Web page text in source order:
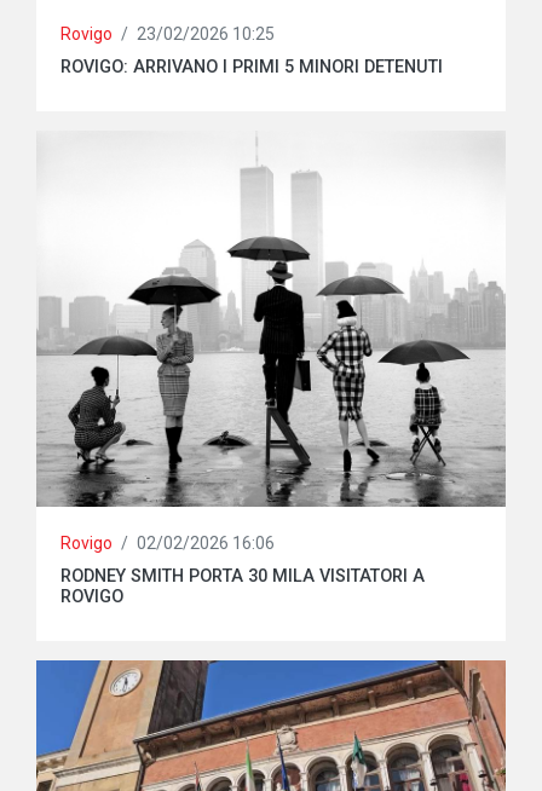
Rovigo / 23/02/2026 10:25
ROVIGO: ARRIVANO I PRIMI 5 MINORI DETENUTI
Rovigo / 02/02/2026 16:06
RODNEY SMITH PORTA 30 MILA VISITATORI A
ROVIGO